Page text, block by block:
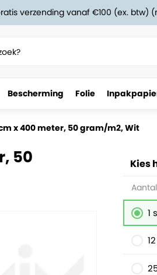
verzending vanaf €100 (ex. btw)
Bescherming Folie
x 400 meter, 50 gram/m2, Wit
50
Kies
Aantal
1